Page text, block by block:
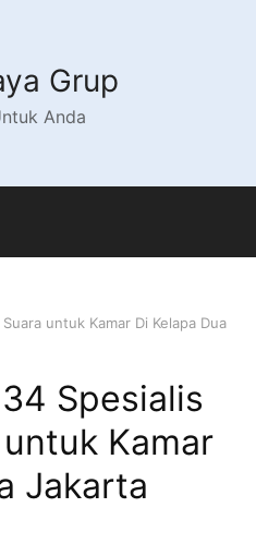
Grup
Anda
untuk Kamar Di Kelapa Dua
Spesialis
Kamar
Jakarta